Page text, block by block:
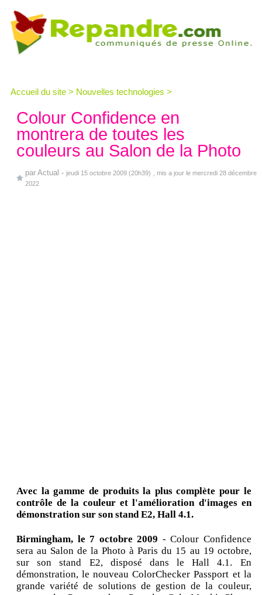
Accueil du site > Nouvelles technologies >
Colour Confidence en
montrera de toutes les
couleurs au Salon de la Photo
par Actual - jeudi 15 octobre 2009 (20h39)
, mis a jour le mercredi 28 décembre
2022
Avec la gamme de produits la plus complète pour le
contrôle de la couleur et l'amélioration d'images en
démonstration sur son stand E2, Hall 4.1.
Birmingham, le 7 octobre 2009 - Colour Confidence
sera au Salon de la Photo à Paris du 15 au 19 octobre,
sur son stand E2, disposé dans le Hall 4.1. En
démonstration, le nouveau ColorChecker Passport et la
grande variété de solutions de gestion de la couleur,